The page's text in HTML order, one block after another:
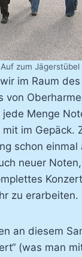
Auf zum Jägerstübel
im Raum des
von
Menge
im Gepäck.
schon
neuer
zu erarbeiten.
an diesem
(was man